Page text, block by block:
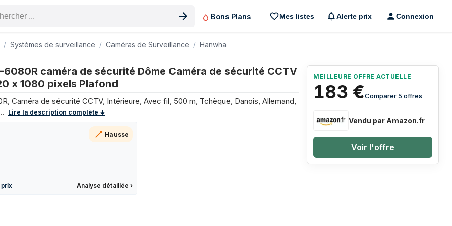
produit
Bons Plans Mes listes Alerte prix Connexion
Systèmes de surveillance Caméras de Surveillance Hanwha
6080R caméra de sécurité Dôme Caméra de sécurité CCTV
x 1080 pixels Plafond
Caméra de sécurité CCTV, Intérieure, Avec fil, 500 m, Tchèque, Danois, Allemand,
Lire la description complète ↓
Hausse
prix Analyse détaillée ›
MEILLEURE OFFRE ACTUELLE
183 €Comparer 5 offres
Vendu par Amazon.fr
Voir l'offre
Prix
225 €